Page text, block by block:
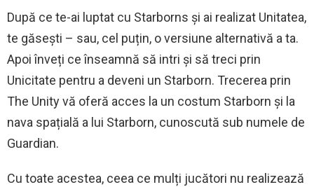
După ce te-ai luptat cu Starborns și ai realizat Unitatea,
te găsești – sau, cel puțin, o versiune alternativă a ta.
Apoi înveți ce înseamnă să intri și să treci prin
Unicitate pentru a deveni un Starborn. Trecerea prin
The Unity vă oferă acces la un costum Starborn și la
nava spațială a lui Starborn, cunoscută sub numele de
Guardian.
Cu toate acestea, ceea ce mulți jucători nu realizează